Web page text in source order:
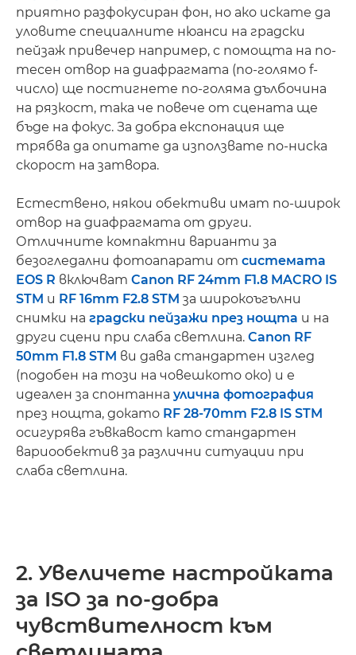
приятно разфокусиран фон, но ако искате да
уловите специалните нюанси на градски
пейзаж привечер например, с помощта на по-
тесен отвор на диафрагмата (по-голямо f-
число) ще постигнете по-голяма дълбочина
на рязкост, така че повече от сцената ще
бъде на фокус. За добра експонация ще
трябва да опитате да използвате по-ниска
скорост на затвора.
Естествено, някои обективи имат по-широк
отвор на диафрагмата от други.
Отличните компактни варианти за
безогледални фотоапарати от системата
EOS R включват Canon RF 24mm F1.8 MACRO IS
STM и RF 16mm F2.8 STM за широкоъгълни
снимки на градски пейзажи през нощта и на
други сцени при слаба светлина. Canon RF
50mm F1.8 STM ви дава стандартен изглед
(подобен на този на човешкото око) и е
идеален за спонтанна улична фотография
през нощта, докато RF 28-70mm F2.8 IS STM
осигурява гъвкавост като стандартен
вариообектив за различни ситуации при
слаба светлина.
2. Увеличете настройката
за ISO за по-добра
чувствителност към